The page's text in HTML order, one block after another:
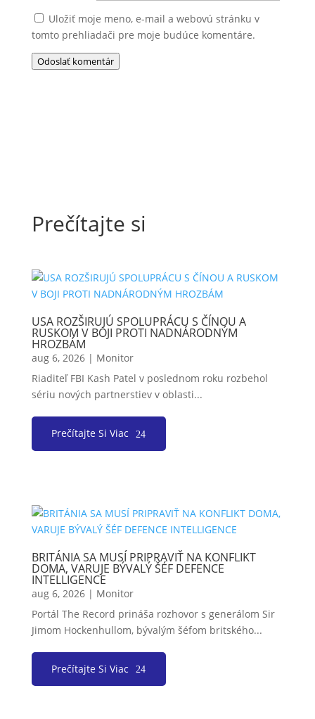
Uložiť moje meno, e-mail a webovú stránku v
tomto prehliadači pre moje budúce komentáre.
Odoslať komentár
Prečítajte si
USA ROZŠIRUJÚ SPOLUPRÁCU S ČÍNOU A
RUSKOM V BOJI PROTI NADNÁRODNÝM
HROZBÁM
aug 6, 2026| Monitor
Riaditeľ FBI Kash Patel v poslednom roku rozbehol
sériu nových partnerstiev v oblasti...
Prečítajte Si Viac
BRITÁNIA SA MUSÍ PRIPRAVIŤ NA KONFLIKT
DOMA, VARUJE BÝVALÝ ŠÉF DEFENCE
INTELLIGENCE
aug 6, 2026| Monitor
Portál The Record prináša rozhovor s generálom Sir
Jimom Hockenhullom, bývalým šéfom britského...
Prečítajte Si Viac